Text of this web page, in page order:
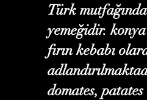
Türk
yemeğidir.
fırın kebabı
domates,